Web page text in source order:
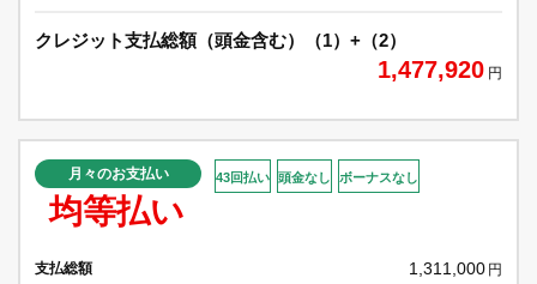
クレジット支払総額（頭金含む）（1）+（2）
1,477,920 円
月々のお支払い
均等払い
43回払い 頭金なし ボーナスなし
支払総額 1,311,000 円